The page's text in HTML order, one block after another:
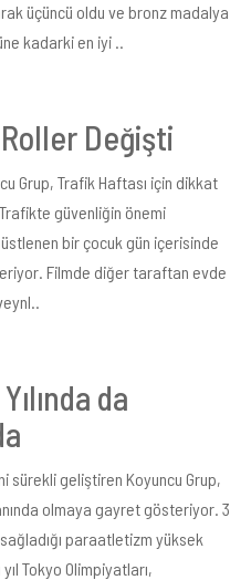
üçüncü oldu ve bronz madalya
kadarki en iyi ..
Değişti
Grup, Trafik Haftası için dikkat
güvenliğin önemi
bir çocuk gün içerisinde
Filmde diğer taraftan evde
da
sürekli geliştiren Koyuncu Grup,
olmaya gayret gösteriyor. 3
paraatletizm yüksek
Tokyo Olimpiyatları,